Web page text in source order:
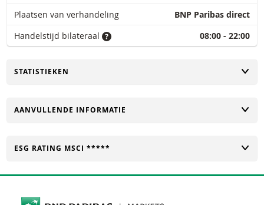
Plaatsen van verhandeling
BNP Paribas direct
Handelstijd bilateraal
08:00 - 22:00
TOGGLE
STATISTIEKEN
TOGGLE
AANVULLENDE INFORMATIE
TOGGLE
ESG RATING MSCI *****